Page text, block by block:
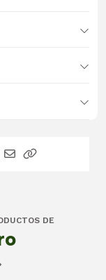
DE